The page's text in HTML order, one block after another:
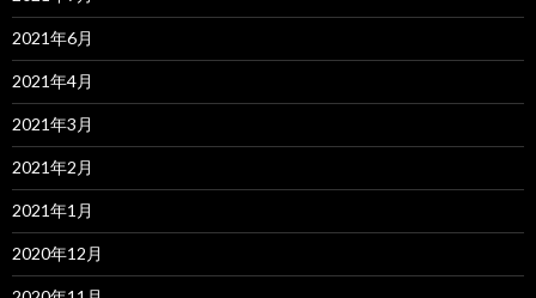
2021年6月
2021年4月
2021年3月
2021年2月
2021年1月
2020年12月